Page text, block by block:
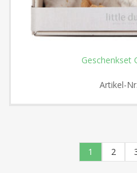
Geschenkset
Artikel-Nr.
1 2